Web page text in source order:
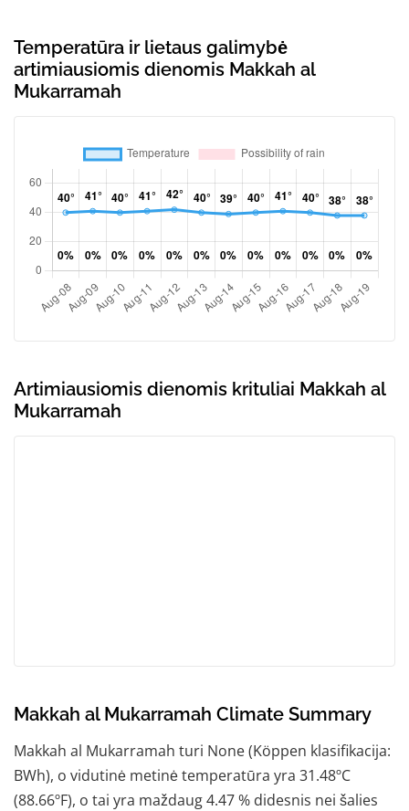
Temperatūra ir lietaus galimybė
artimiausiomis dienomis Makkah al
Mukarramah
Artimiausiomis dienomis krituliai Makkah al
Mukarramah
Makkah al Mukarramah Climate Summary
Makkah al Mukarramah turi None (Köppen klasifikacija:
BWh), o vidutinė metinė temperatūra yra 31.48ºC
(88.66ºF), o tai yra maždaug 4.47 % didesnis nei šalies